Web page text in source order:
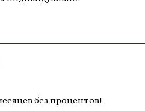
без процентов!